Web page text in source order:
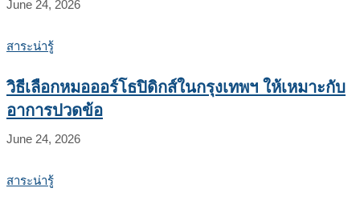
June 24, 2026
สาระน่ารู้
วิธีเลือกหมอออร์โธปิดิกส์ในกรุงเทพฯ ให้เหมาะกับ
อาการปวดข้อ
June 24, 2026
สาระน่ารู้